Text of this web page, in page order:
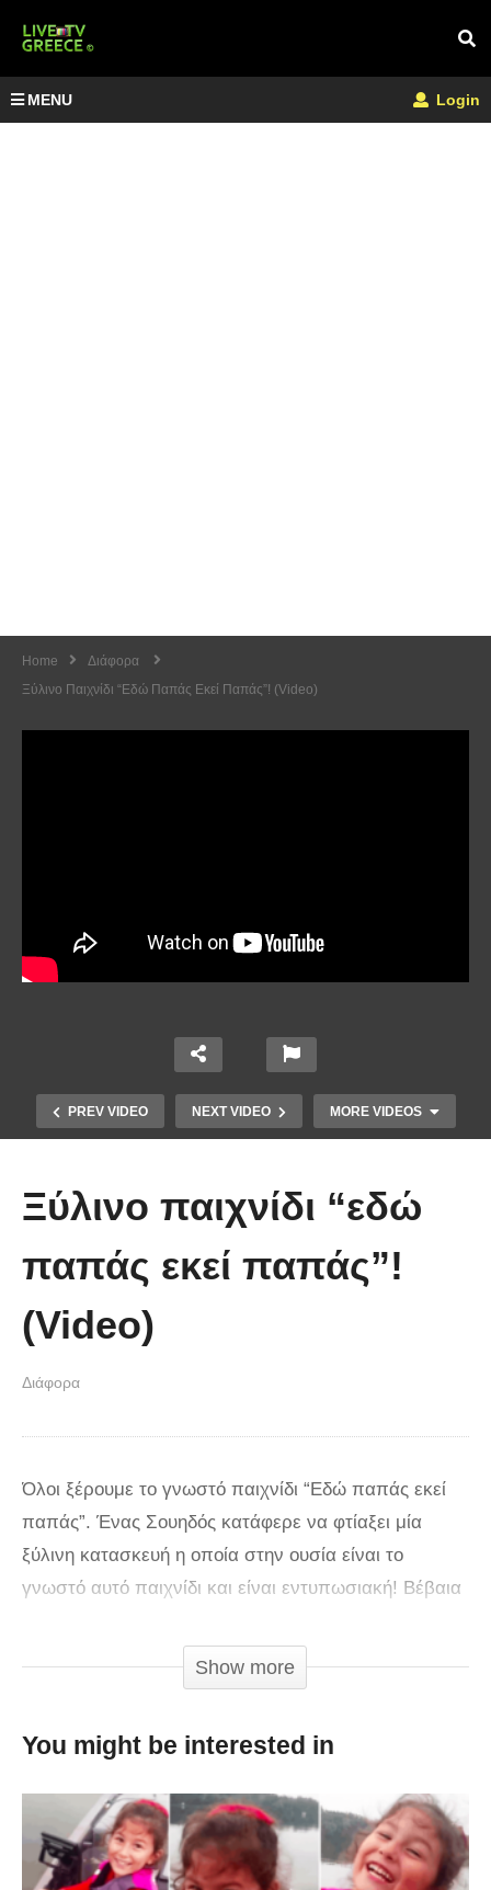
MENU Login
Home
Διάφορα
Ξύλινο Παιχνίδι “εδώ Παπάς Εκεί Παπάς”! (Video)
PREV VIDEO NEXT VIDEO MORE VIDEOS
άτυχη μέρα στη δουλειά
Ξύλινο παιχνίδι “εδώ
παπάς εκεί παπάς”!
(Video)
Διάφορα
Όλοι ξέρουμε το γνωστό παιχνίδι “Εδώ παπάς εκεί
παπάς”. Ένας Σουηδός κατάφερε να φτίαξει μία
ξύλινη κατασκευή η οποία στην ουσία είναι το
γνωστό αυτό παιχνίδι και είναι εντυπωσιακή! Βέβαια
αριστερά – δεξιά, η μπίλια όπως θα δείτε αλλάζει
θέση! Δείτε το βίντεο! Μπορείτε να μαντέψετε πως
Show more
You might be interested in